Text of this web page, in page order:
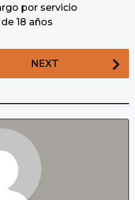
por servicio
18 años
NEXT